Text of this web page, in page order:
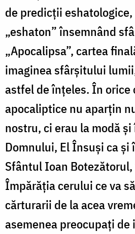
de predicții
„eshaton” însemnând
„Apocalipsa”, cartea
imaginea sfârșitului
astfel de înțeles. În orice
apocaliptice nu aparțin
nostru, ci erau la modă
Domnului, El Însuși ca și
Sfântul Ioan
Împărăția cerului ce va
cărturarii de la acea
asemenea preocupați